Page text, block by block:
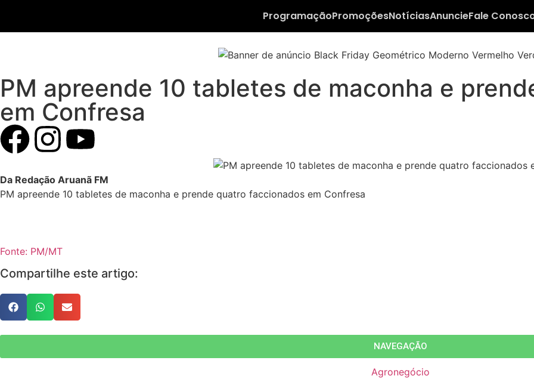
ProgramaçãoPromoçõesNotíciasAnuncieFale
PM apreende 10 tabletes de maconha e
em Confresa
Da Redação Aruanã FM
PM apreende 10 tabletes de maconha e prende quatro faccionados em Confresa
Fonte: PM/MT
Compartilhe este artigo:
NAVEGAÇÃO
Agronegócio